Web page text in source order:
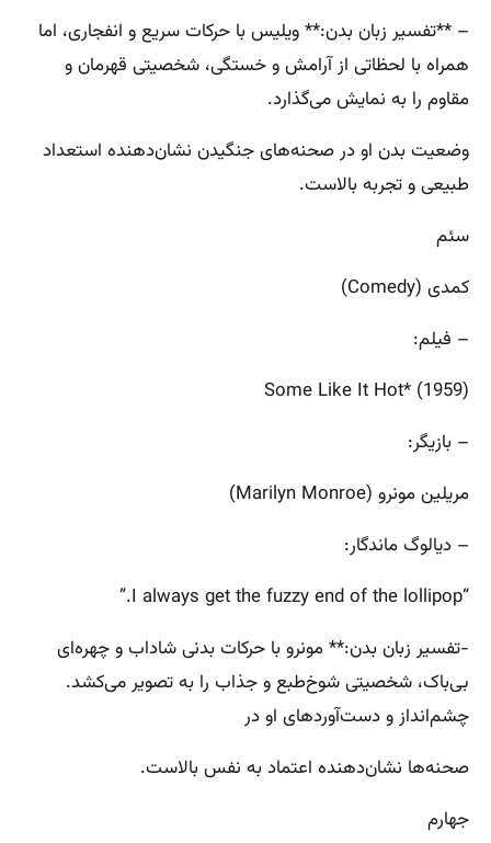
– **تفسیر زبان بدن:** ویلیس با حرکات سریع و انفجاری، اما
همراه با لحظاتی از آرامش و خستگی، شخصیتی قهرمان و
مقاوم را به نمایش می‌گذارد.
وضعیت بدن او در صحنه‌های جنگیدن نشان‌دهنده استعداد
طبیعی و تجربه بالاست.
سئم
کمدی (Comedy)
– فیلم:
Some Like It Hot* (1959)
– بازیگر:
مریلین مونرو (Marilyn Monroe)
– دیالوگ ماندگار:
“I always get the fuzzy end of the lollipop.”
-تفسیر زبان بدن:** مونرو با حرکات بدنی شاداب و چهره‌ای
بی‌باک، شخصیتی شوخ‌طبع و جذاب را به تصویر می‌کشد.
چشم‌انداز و دست‌آوردهای او در
صحنه‌ها نشان‌دهنده اعتماد به نفس بالاست.
جهارم